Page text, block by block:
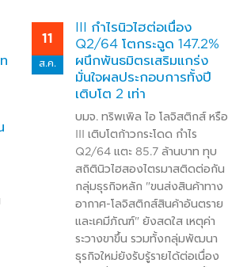
11
ส.ค.
III กำไรนิวไฮต่อเนื่อง
Q2/64 โตกระฉูด 147.2%
ผนึกพันธมิตรเสริมแกร่ง
มั่นใจผลประกอบการทั้งปี
เติบโต 2 เท่า
บมจ. ทริพเพิล ไอ โลจิสติกส์ หรือ
III เติบโตก้าวกระโดด กำไร
Q2/64 แตะ 85.7 ล้านบาท ทุบ
สถิตินิวไฮสองไตรมาสติดต่อกัน
กลุ่มธุรกิจหลัก "ขนส่งสินค้าทาง
อากาศ-โลจิสติกส์สินค้าอันตราย
และเคมีภัณฑ์" ยังสดใส เหตุค่า
ระวางขาขึ้น รวมทั้งกลุ่มพัฒนา
ธุรกิจใหม่ยังรับรู้รายได้ต่อเนื่อง